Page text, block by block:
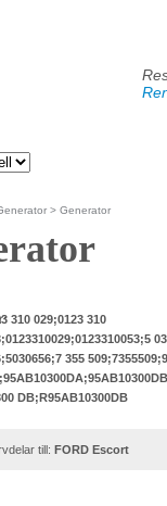
> Generator
310 029;0123 310
355
DB;R95AB10300DB
till: FORD Escort